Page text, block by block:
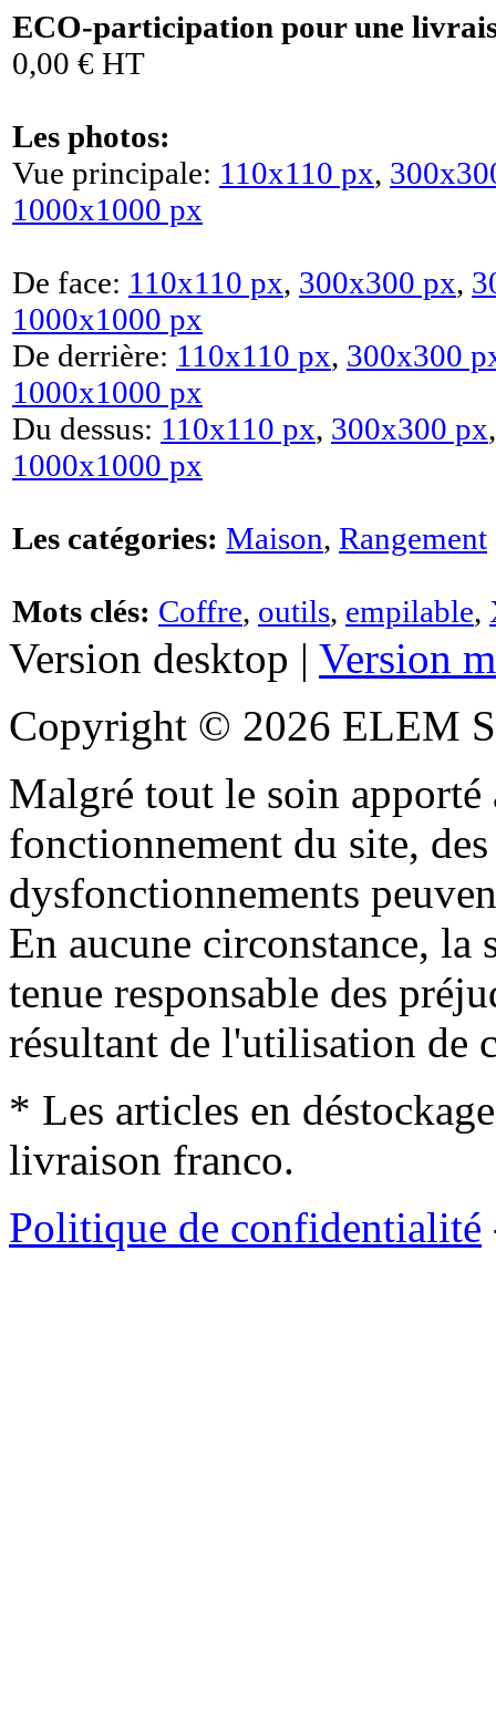
ECO-participation pour une
0,00 € HT
Les photos:
Vue principale: 110x110 px,
1000x1000 px
De face: 110x110 px, 300x300 px,
1000x1000 px
De derrière: 110x110 px, 300x300
1000x1000 px
Du dessus: 110x110 px, 300x300 px
1000x1000 px
Les catégories: Maison, Rangement
Mots clés: Coffre, outils, empilable,
Version desktop | Version
Copyright © 2026 ELEM
Malgré tout le soin apporté
fonctionnement du site,
dysfonctionnements
En aucune circonstance, la
tenue responsable des
résultant de l'utilisation de
* Les articles en
livraison franco.
Politique de confidentialité